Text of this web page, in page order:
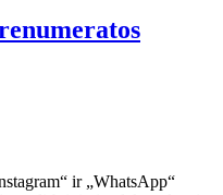
ir „WhatsApp“